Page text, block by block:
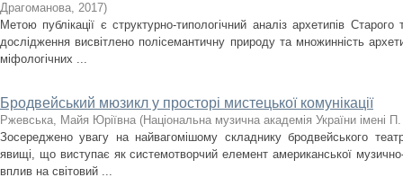
Драгоманова, 2017)
Метою публікації є структурно-типологічний аналіз архетипів
дослідження висвітлено полісемантичну природу та множинність
міфологічних ...
Бродвейський мюзикл у просторі мистецької комунікації
Ржевська, Майя Юріївна (Національна музична академія України імені
Зосереджено увагу на найвагомішому складнику бродвейського
явищі, що виступає як системотворчий елемент американської
вплив на світовий ...